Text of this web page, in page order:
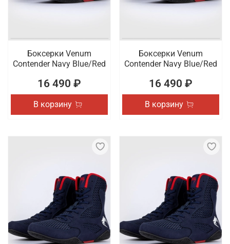
Боксерки Venum
Contender Navy Blue/Red
16 490 ₽
В корзину
Боксерки Venum
Contender Navy Blue/Red
16 490 ₽
В корзину